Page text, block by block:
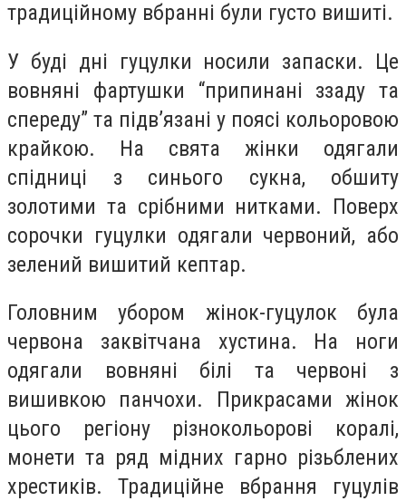
традиційному вбранні були густо вишиті.
У буді дні гуцулки носили запаски. Це
вовняні фартушки “припинані ззаду та
спереду” та підв’язані у поясі кольоровою
крайкою. На свята жінки одягали
спідниці з синього сукна, обшиту
золотими та срібними нитками. Поверх
сорочки гуцулки одягали червоний, або
зелений вишитий кептар.
Головним убором жінок-гуцулок була
червона заквітчана хустина. На ноги
одягали вовняні білі та червоні з
вишивкою панчохи. Прикрасами жінок
цього регіону різнокольорові коралі,
монети та ряд мідних гарно різьблених
хрестиків. Традиційне вбрання гуцулів